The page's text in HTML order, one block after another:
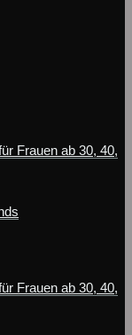
Frauen ab 30, 40,
Frauen ab 30, 40,